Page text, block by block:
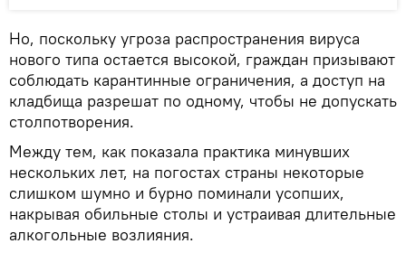
Но, поскольку угроза распространения вируса
нового типа остается высокой, граждан призывают
соблюдать карантинные ограничения, а доступ на
кладбища разрешат по одному, чтобы не допускать
столпотворения.
Между тем, как показала практика минувших
нескольких лет, на погостах страны некоторые
слишком шумно и бурно поминали усопших,
накрывая обильные столы и устраивая длительные
алкогольные возлияния.